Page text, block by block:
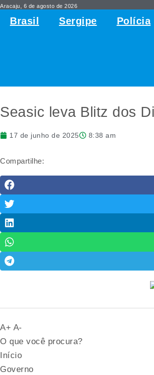
Aracaju, 6 de agosto de 2026
Brasil Sergipe Polícia
Seasic leva Blitz dos
17 de junho de 2025 8:38 am
Compartilhe:
A+ A-
O que você procura?
Início
Governo